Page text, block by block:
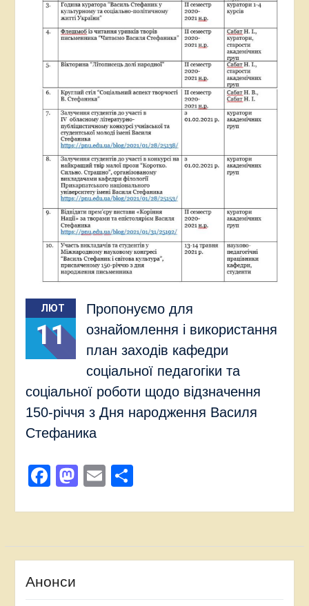
ЛЮТ
11
Пропонуємо для
ознайомлення і використання
план заходів кафедри
соціальної педагогіки та
соціальної роботи щодо відзначення
150-річчя з Дня народження Василя
Стефаника
Facebook
Mastodon
EmailПоділитися
Анонси